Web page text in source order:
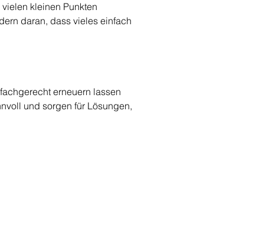
kleinen Punkten
daran, dass vieles einfach
erneuern lassen
und sorgen für Lösungen,